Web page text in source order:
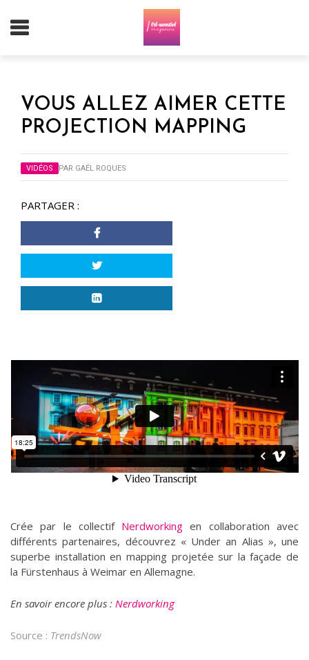
VOUS ALLEZ AIMER CETTE
PROJECTION MAPPING
VIDÉOS PAR GAËL ROQUES
PARTAGER :
Crée par le collectif Nerdworking en collaboration avec
différents partenaires, découvrez « Under an Alias », une
superbe installation en mapping projetée sur la façade de
la Fürstenhaus à Weimar en Allemagne.
En savoir encore plus : Nerdworking
Source : TrendsNow